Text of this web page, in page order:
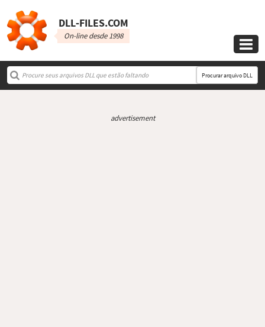
DLL‑FILES.COM
On-line desde 1998

Procurar arquivo DLL
advertisement